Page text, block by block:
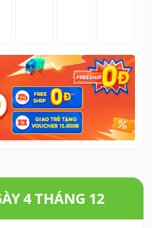
4 THÁNG 12